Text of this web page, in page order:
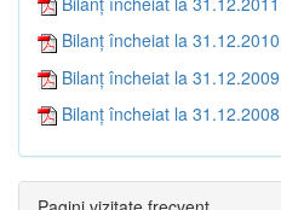
Bilanţ încheiat la 31.12.2010
Bilanţ încheiat la 31.12.2009
Bilanţ încheiat la 31.12.2008